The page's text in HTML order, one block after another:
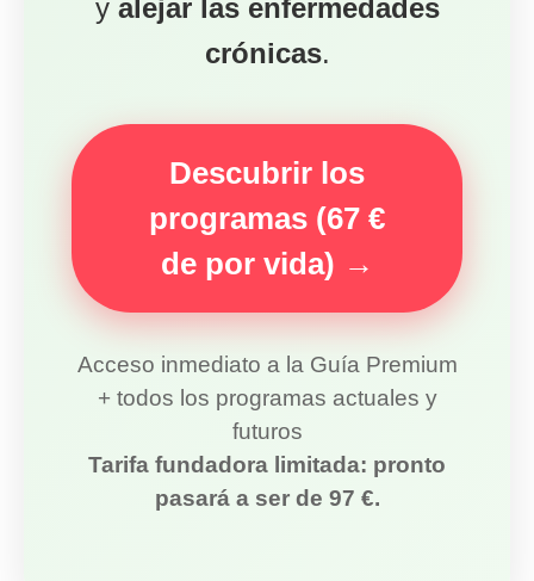
futuros
Todo lo que debe saber sobre el
tratamiento metabólico del Dr.
SIGUIENTE
Índice glucémico, carga glucémica,
índice de insulina: todo lo que debe
saber sobre la glucemia y los
Deja una respuesta